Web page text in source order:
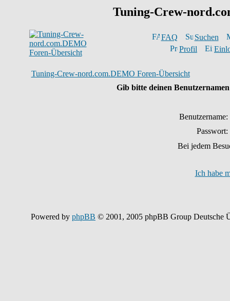
Tuning-Crew-
FAQ
Suchen
Profil
Tuning-Crew-nord.com.DEMO Foren-Übersicht
Gib bitte deinen
Benutzername:
Passwort:
Bei jedem
Ich habe
Powered by phpBB © 2001, 2005 phpBB Group Deutsche